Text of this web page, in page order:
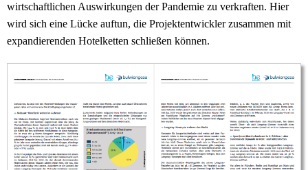
wirtschaftlichen Auswirkungen der Pandemie zu verkraften. Hier
wird sich eine Lücke auftun, die Projektentwickler zusammen mit
expandierenden Hotelketten schließen können.